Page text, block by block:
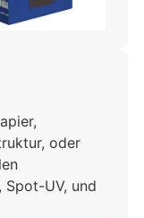
oder
UV, und